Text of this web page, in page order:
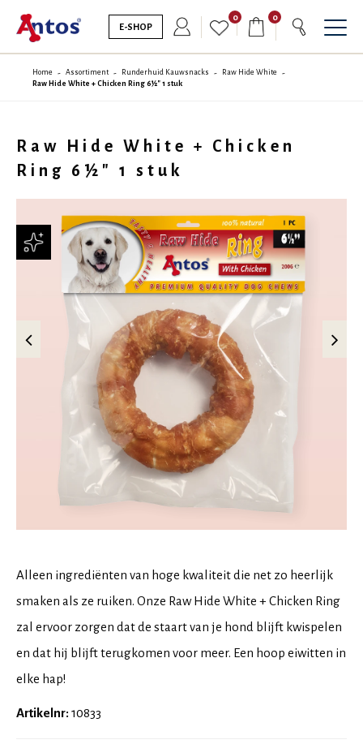
E-SHOP
0 0
Home Assortiment Runderhuid Kauwsnacks
Raw Hide White
Raw Hide White + Chicken Ring 6½" 1 stuk
Raw Hide White + Chicken
Ring 6½" 1 stuk
Alleen ingrediënten van hoge kwaliteit die net zo heerlijk
smaken als ze ruiken. Onze Raw Hide White + Chicken Ring
zal ervoor zorgen dat de staart van je hond blijft kwispelen
en dat hij blijft terugkomen voor meer. Een hoop eiwitten in
elke hap!
Artikelnr: 10833